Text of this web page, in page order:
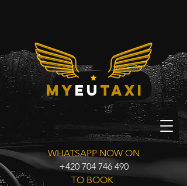
myeu taxi
WHATSAPP NOW ON
+420 704 746 490
TO BOOK